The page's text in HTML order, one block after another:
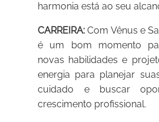
harmonia está ao seu
CARREIRA: Com Vênus e
é um bom momento
novas habilidades e
energia para planejar
cuidado e buscar
crescimento profissional.